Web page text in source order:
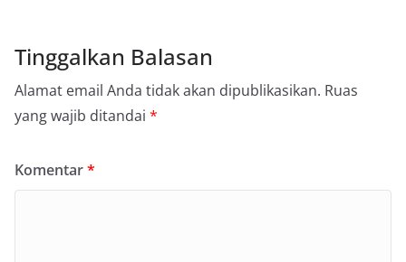
Tinggalkan Balasan
Alamat email Anda tidak akan dipublikasikan. Ruas
yang wajib ditandai *
Komentar*